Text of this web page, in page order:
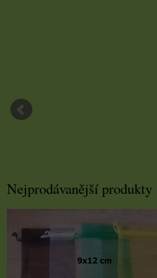
Nejprodávanější produkty